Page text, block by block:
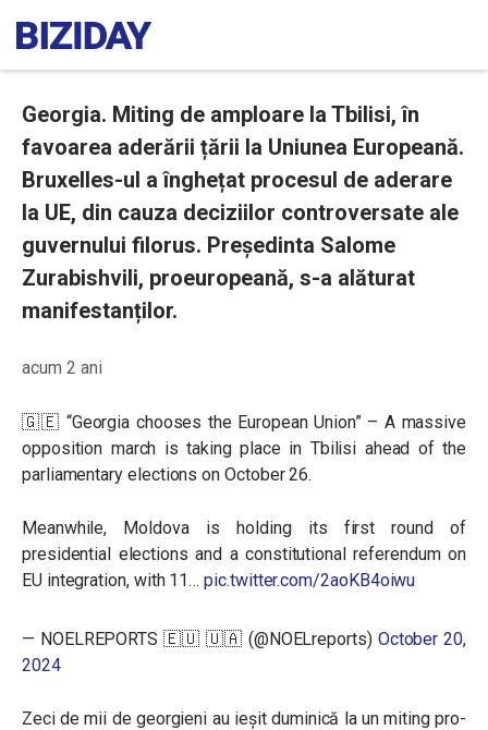
Georgia. Miting de amploare la Tbilisi, în
favoarea aderării țării la Uniunea Europeană.
Bruxelles-ul a înghețat procesul de aderare
la UE, din cauza deciziilor controversate ale
guvernului filorus. Președinta Salome
Zurabishvili, proeuropeană, s-a alăturat
manifestanților.
acum 2 ani
🇬🇪 “Georgia chooses the European Union” – A massive
opposition march is taking place in Tbilisi ahead of the
parliamentary elections on October 26.
Meanwhile, Moldova is holding its first round of
presidential elections and a constitutional referendum on
EU integration, with 11…pic.twitter.com/2aoKB4oiwu
— NOELREPORTS 🇪🇺 🇺🇦 (@NOELreports) October 20,
2024
Zeci de mii de georgieni au ieșit duminică la un miting pro-